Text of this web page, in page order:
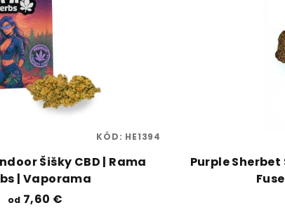
Šišky CBD | Rama
| Vaporama
od 7,60 €
KÓD: HE1394
Purple Sherbet